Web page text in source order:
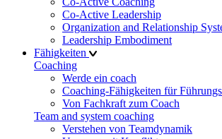
Co-Active Leadership
Organization and Relationship
Leadership Embodiment
Fähigkeiten
Coaching
Werde ein coach
Coaching-Fähigkeiten für
Von Fachkraft zum Coach
Team and system coaching
Verstehen von Teamdynamik